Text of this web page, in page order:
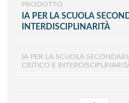
PRODOTTO
IA PER LA SCUOLA
INTERDISCIPLINARITÀ
IA PER LA SCUOLA
CRITICO E